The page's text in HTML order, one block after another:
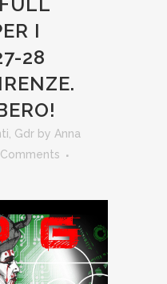
I
28
, Gdr by Anna